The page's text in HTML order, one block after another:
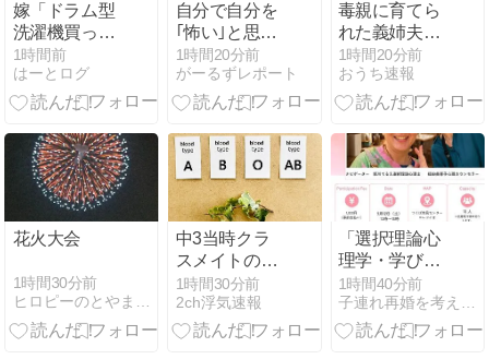
嫁「ドラム型
洗濯機買って
～♪」ぼく
「は？まだウ
チの洗濯機5
いだろ？」嫁
「…………」
1時間前
はーとログ
自分で自分を
｢怖い｣と思っ
たこと
1時間20分前
がーるずレポート
毒親に育てら
れた義姉夫の
可哀想アピー
ルがイライラ
する。
1時間20分前
おうち速報
花火大会
1時間30分前
中3当時クラ
スメイトの女
の子が聞いて
きた「B型とO
型の親から、
1時間30分前
2ch浮気速報
「選択理論心
理学・学びの
ロードマッ
プ」をレクチ
ャー
1時間40分前